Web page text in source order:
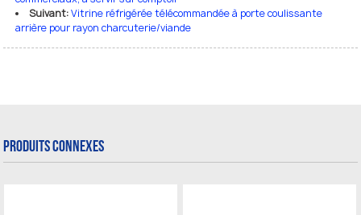
Suivant: Vitrine réfrigérée télécommandée à porte coulissante
arrière pour rayon charcuterie/viande
Produits Connexes